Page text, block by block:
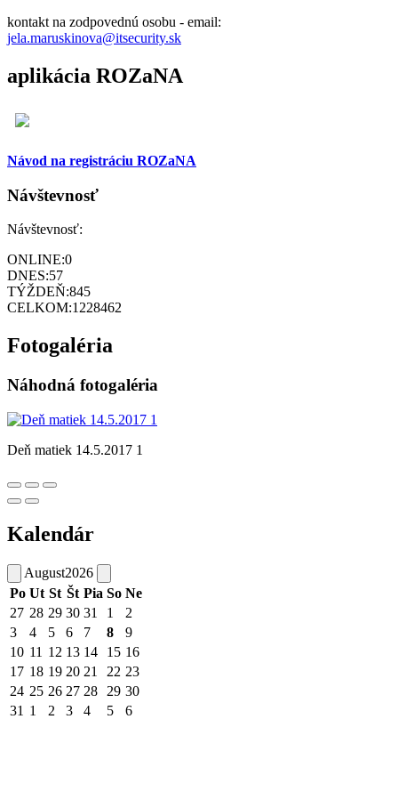
kontakt na zodpovednú osobu - email:
jela.maruskinova@itsecurity.sk
aplikácia ROZaNA
Návod na registráciu ROZaNA
Návštevnosť
Návštevnosť:
ONLINE:0
DNES:57
TÝŽDEŇ:845
CELKOM:1228462
Fotogaléria
Náhodná fotogaléria
Deň matiek 14.5.2017 1
Kalendár
August2026
Po Ut St Št Pia So Ne
27 28 29 30 31 1
2
3
4 5 6 7 8
9
10 11 12 13 14 15 16
17 18 19 20 21 22 23
24 25 26 27 28 29 30
31 1 2 3 4 5 6